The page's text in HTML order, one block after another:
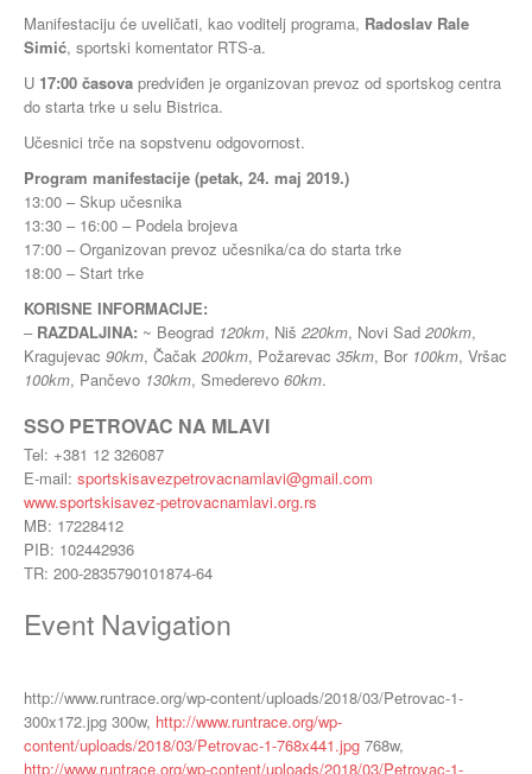
Manifestaciju će uveličati, kao voditelj programa, Radoslav Rale
Simić, sportski komentator RTS-a.
U 17:00 časova predviđen je organizovan prevoz od sportskog centra
do starta trke u selu Bistrica.
Učesnici trče na sopstvenu odgovornost.
Program manifestacije (petak, 24. maj 2019.)
13:00 – Skup učesnika
13:30 – 16:00 – Podela brojeva
17:00 – Organizovan prevoz učesnika/ca do starta trke
18:00 – Start trke
KORISNE INFORMACIJE:
– RAZDALJINA: ~ Beograd 120km, Niš 220km, Novi Sad 200km,
Kragujevac 90km, Čačak 200km, Požarevac 35km, Bor 100km, Vršac
100km, Pančevo 130km, Smederevo 60km.
SSO PETROVAC NA MLAVI
Tel: +381 12 326087
E-mail: sportskisavezpetrovacnamlavi@gmail.com
www.sportskisavez-petrovacnamlavi.org.rs
MB: 17228412
PIB: 102442936
TR: 200-2835790101874-64
Event Navigation
http://www.runtrace.org/wp-content/uploads/2018/03/Petrovac-1-
300x172.jpg 300w, http://www.runtrace.org/wp-
content/uploads/2018/03/Petrovac-1-768x441.jpg 768w,
http://www.runtrace.org/wp-content/uploads/2018/03/Petrovac-1-